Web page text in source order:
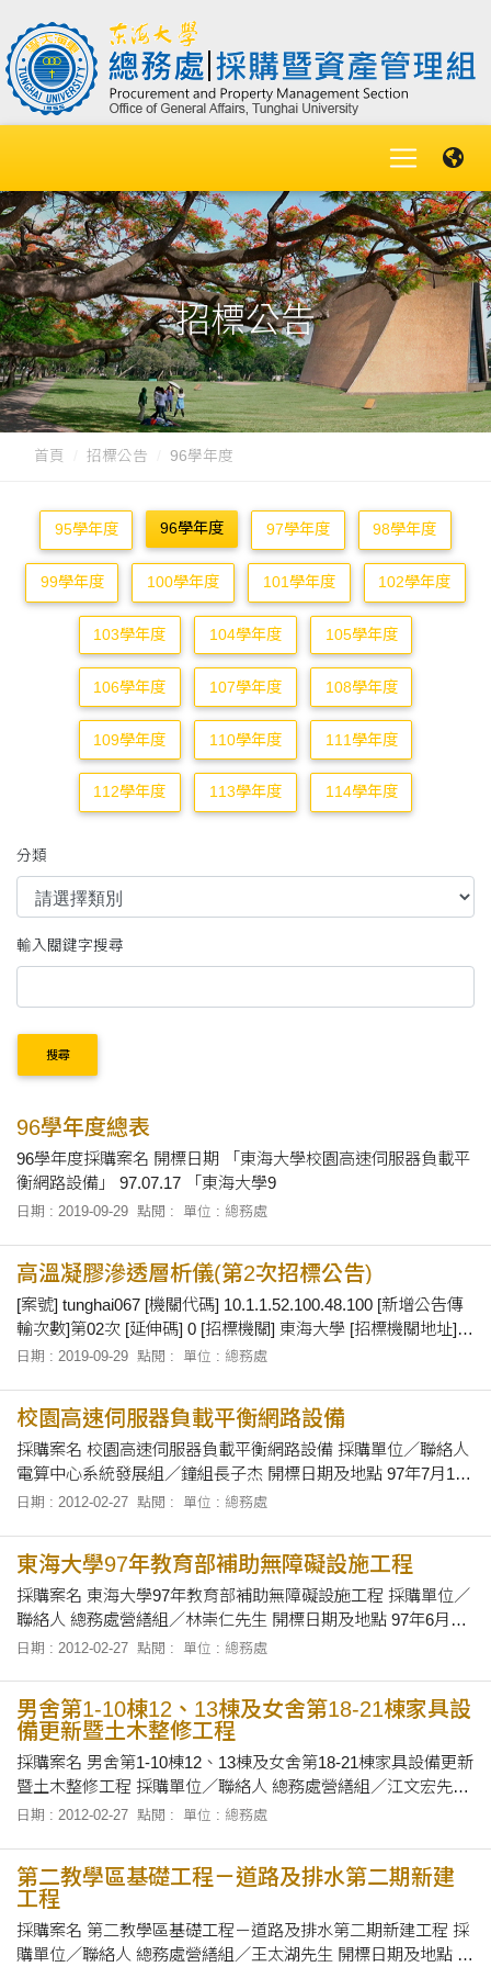
招標公告
首頁 招標公告 96學年度
95學年度 96學年度 97學年度 98學年度
99學年度 100學年度 101學年度 102學年度
103學年度 104學年度 105學年度
106學年度 107學年度 108學年度
109學年度 110學年度 111學年度
112學年度 113學年度 114學年度
分類
輸入關鍵字搜尋
搜尋
96學年度總表
96學年度採購案名 開標日期 「東海大學校園高速伺服器負載平
衡網路設備」 97.07.17 「東海大學9
日期 : 2019-09-29 點閱 : 單位 : 總務處
高溫凝膠滲透層析儀(第2次招標公告)
[案號] tunghai067 [機關代碼] 10.1.1.52.100.48.100 [新增公告傳
輸次數]第02次 [延伸碼] 0 [招標機關] 東海大學 [招標機關地址]
台中市台中港路三段 181號 [招標單位名稱] 化工系 [工程計畫編
購金額級距] 公告金額以上未達查核金額 [依據法條] 採購法第18
條、第19條 [是否依據採購法99條] 否 [是否屬特殊採購] 否 [是否
屬共同供應契約採
日期 : 2019-09-29 點閱 : 單位 : 總務處
校園高速伺服器負載平衡網路設備
採購案名 校園高速伺服器負載平衡網路設備 採購單位／聯絡人
電算中心系統發展組／鐘組長子杰 開標日期及地點 97年7月17
日（四）上午10時正／本校總務長辦公室 招標文件之領取 請於
日期 : 2012-02-27 點閱 : 單位 : 總務處
東海大學97年教育部補助無障礙設施工程
採購案名 東海大學97年教育部補助無障礙設施工程 採購單位／
聯絡人 總務處營繕組／林崇仁先生 開標日期及地點 97年6月26
日中午12時10分，在本校第一會議室當眾開標。 招標文件之領
日期 : 2012-02-27 點閱 : 單位 : 總務處
男舍第1-10棟12、13棟及女舍第18-21棟家具設
備更新暨土木整修工程
採購案名 男舍第1-10棟12、13棟及女舍第18-21棟家具設備更新
暨土木整修工程 採購單位／聯絡人 總務處營繕組／江文宏先生
開標日期及地點 97年05月29日下午1時整，在本校第一會議室
日期 : 2012-02-27 點閱 : 單位 : 總務處
第二教學區基礎工程－道路及排水第二期新建
工程
採購案名 第二教學區基礎工程－道路及排水第二期新建工程 採
購單位／聯絡人 總務處營繕組／王太湖先生 開標日期及地點 97